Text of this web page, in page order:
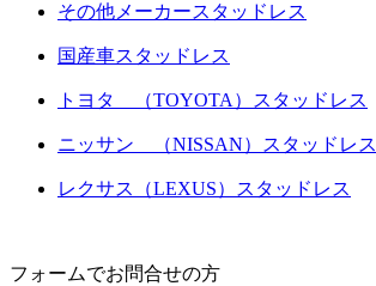
その他メーカースタッドレス
国産車スタッドレス
トヨタ （TOYOTA）スタッドレス
ニッサン （NISSAN）スタッドレス
レクサス（LEXUS）スタッドレス
フォームでお問合せの方